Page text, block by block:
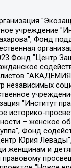
инициатива", Общество с ограниченной ответственностью "Радио Свободная Европа/Радио Свобода", Чешское информационное агентство "MEDIUM-ORIENT", Красноярская региональная общественная организация "Мы против СПИДа", Камалягин Денис Николаевич, Маркелов Сергей Евгеньевич, Пономарев Лев Александрович, Савицкая Людмила Алексеевна, Автономная некоммерческая организация "Центр по работе с проблемой насилия "НАСИЛИЮ.НЕТ", Межрегиональный профессиональный союз работников здравоохранения "Альянс врачей", Юридическое лицо, зарегистрированное в Латвийской Республике, SIA "Medusa Project" (регистрационный номер 40103797863, дата регистрации 10.06.2014), Некоммерческая организация "Фонд по борьбе с коррупцией", Автономная некоммерческая организация "Институт права и публичной политики", Баданин Роман Сергеевич, Гликин Максим Александрович, Железнова Мария Михайловна, Лукьянова Юлия Сергеевна, Маетная Елизавета Витальевна, Маняхин Петр Борисович, Чуракова Ольга